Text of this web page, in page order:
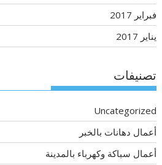
فبراير 2017
يناير 2017
تصنيفات
Uncategorized
أعمال دهانات بالخبر
أعمال سباكة وكهرباء بالمدينة